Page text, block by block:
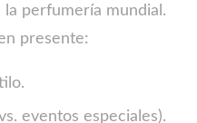
perfumería mundial.
presente:
eventos especiales).